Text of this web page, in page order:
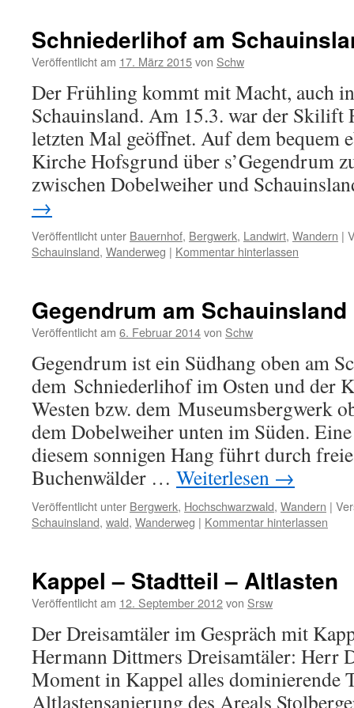
Schniederlihof am
Veröffentlicht am 17. März 2015von Schw
Der Frühling kommt mit Macht, auch
Schauinsland. Am 15.3. war der Skilift
letzten Mal geöffnet. Auf dem bequem
Kirche Hofsgrund über s’Gegendrum
zwischen Dobelweiher und
→
Veröffentlicht unter Bauernhof, Bergwerk, Landwirt, Wandern |
Schauinsland, Wanderweg | Kommentar hinterlassen
Gegendrum am Schauinsland
Veröffentlicht am 6. Februar 2014von Schw
Gegendrum ist ein Südhang oben am
dem Schniederlihof im Osten und der
Westen bzw. dem Museumsbergwerk
dem Dobelweiher unten im Süden.
diesem sonnigen Hang führt durch
Buchenwälder … Weiterlesen →
Veröffentlicht unter Bergwerk, Hochschwarzwald, Wandern |
Schauinsland, wald, Wanderweg | Kommentar hinterlassen
Kappel – Stadtteil – Altlasten
Veröffentlicht am 12. September 2012von Srsw
Der Dreisamtäler im Gespräch mit
Hermann Dittmers Dreisamtäler: Herr
Moment in Kappel alles dominierende
Altlastensanierung des Areals